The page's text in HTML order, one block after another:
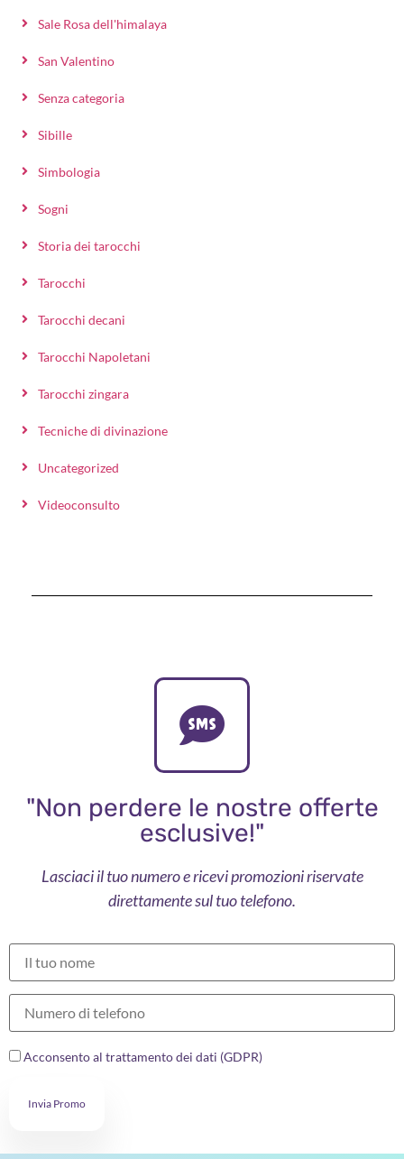
Sale Rosa dell'himalaya
San Valentino
Senza categoria
Sibille
Simbologia
Sogni
Storia dei tarocchi
Tarocchi
Tarocchi decani
Tarocchi Napoletani
Tarocchi zingara
Tecniche di divinazione
Uncategorized
Videoconsulto
"Non perdere le nostre offerte
esclusive!"
Lasciaci il tuo numero e ricevi promozioni riservate
direttamente sul tuo telefono.
Acconsento al trattamento dei dati (GDPR)
Invia Promo